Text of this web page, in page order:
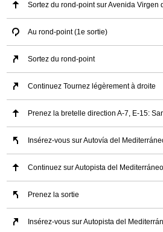
Sortez du rond-point sur Avenida Virgen
Au rond-point (1e sortie)
Sortez du rond-point
Continuez Tournez légèrement à droite
Prenez la bretelle direction A-7, E-15:
Insérez-vous sur Autovía del
Continuez sur Autopista del
Prenez la sortie
Insérez-vous sur Autopista del